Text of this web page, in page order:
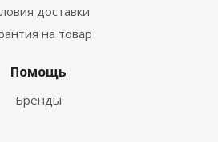
доставки
на товар
Помощь
Бренды